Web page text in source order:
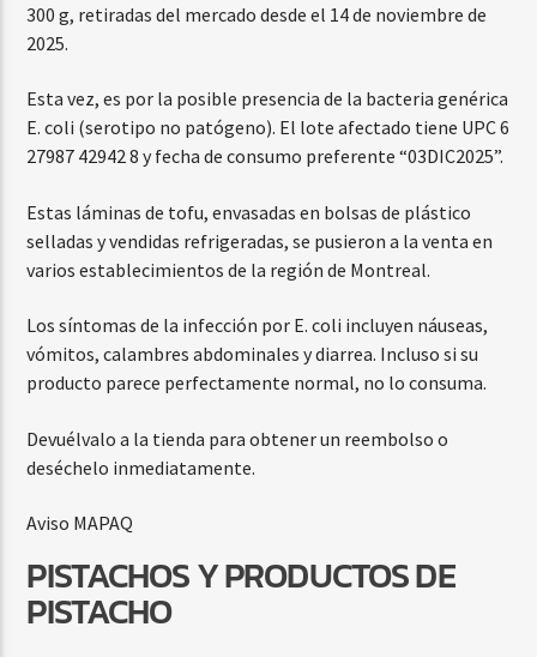
300 g, retiradas del mercado desde el 14 de noviembre de
2025.
Esta vez, es por la posible presencia de la bacteria genérica
E. coli (serotipo no patógeno). El lote afectado tiene UPC 6
27987 42942 8 y fecha de consumo preferente “03DIC2025”.
Estas láminas de tofu, envasadas en bolsas de plástico
selladas y vendidas refrigeradas, se pusieron a la venta en
varios establecimientos de la región de Montreal.
Los síntomas de la infección por E. coli incluyen náuseas,
vómitos, calambres abdominales y diarrea. Incluso si su
producto parece perfectamente normal, no lo consuma.
Devuélvalo a la tienda para obtener un reembolso o
deséchelo inmediatamente.
Aviso MAPAQ
PISTACHOS Y PRODUCTOS DE
PISTACHO